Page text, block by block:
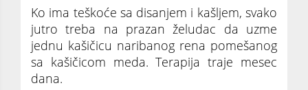
Ko ima teškoće sa disanjem i kašljem, svako
jutro treba na prazan želudac da uzme
jednu kašičicu naribanog rena pomešanog
sa kašičicom meda. Terapija traje mesec
dana.